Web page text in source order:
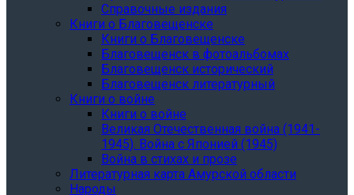
Справочные издания
Книги о Благовещенске
Книги о Благовещенске
Благовещенск в фотоальбомах
Благовещенск исторический
Благовещенск литературный
Книги о войне
Книги о войне
Великая Отечественная война (1941-
1945). Война с Японией (1945)
Война в стихах и прозе
Литературная карта Амурской области
Народы